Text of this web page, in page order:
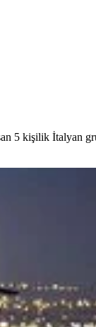
5 kişilik İtalyan